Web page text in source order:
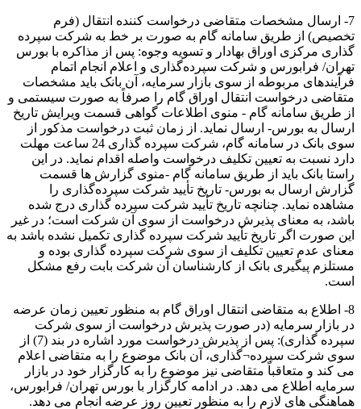
7‏‏- ارسال مشخصات متقاضی درخواست کننده انتقال (فرم
تخصیص) از طریق سامانه گام به صورت بر خط به شرکت سپرده
گذاری مرکزی اوراق بهادار و تسویه وجوه: پس از مذاکره با بورس
تهران‏‏/ فرابورس و شرکت سپرده‌گذاری و اعلام انجام اتمام
فرآیندهای مربوطه از سوی بازار سرمایه، آن بانک باید مشخصات
متقاضی درخواست انتقال اوراق گام را صرفاً به صورت سیستمی و
از طریق سامانه گام ‏‏‏‏- منوی اطلاعات گواهی قسمت ویرایش تاریخ
ارسال به بورس‏‏‏‏- ارسال نماید. از زمان ثبت درخواست مذکور از
سوی بانک در سامانه گام، شرکت سپرده گذاری 24 ساعت مهلت
دارد نسبت به تعیین تکلیف درخواست واصله اقدام نماید. در این
راستا بانک باید از طریق سامانه گام ‏‏-منوی گزارش ها قسمت
گزارش ارسال به بورس‏‏- تاریخ تأیید شرکت سپرده‌گذاری را
مشاهده نماید. چنانچه تاریخ تأیید شرکت سپرده گذاری درج شده
باشد، به معنای پذیرش درخواست از سوی آن شرکت است؛ در غیر
این صورت اگر تاریخ تأیید شرکت سپرده گذاری تکمیل نشده باشد به
معنای عدم تعیین تکلیف از سوی شرکت سپرده گذاری بوده و
مستلزم پیگیری بانک از کارشناسان آن شرکت بابت رفع مشکل
است.
8‏‏- اطلاع به متقاضی انتقال اوراق گام به منظور تعیین زمان عرضه
در بازار سرمایه (در صورت پذیرش درخواست از سوی شرکت
سپرده گذاری): پس از پذیرش درخواست مورد اشاره در بند (7) از
سوی شرکت سپرده¬گذاری، آن بانک موضوع را به متقاضی اعلام
می کند و متعاقباً متقاضی نیز موضوع را به کارگزار خود در بازار
سرمایه اطلاع می دهد. در ادامه کارگزار با بورس تهران‏‏/ فرابورس،
هماهنگی های لازم را به منظور تعیین روز عرضه انجام می دهد.